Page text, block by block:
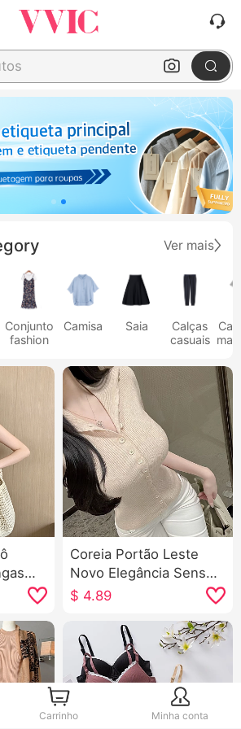
Ver mais
Conjunto
fashion
Camisa Saia
Calças
casuais
Coreia Portão Leste
Novo Elegância Sensual
Ajustado Xian Corpo
Sem mangas Malha
Camiseta Top
$ 4.89
Carrinho Minha conta